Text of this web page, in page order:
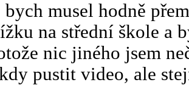
bych musel hodně
na střední škole a
nic jiného jsem
pustit video, ale